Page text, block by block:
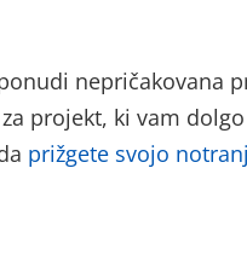
nepričakovana
projekt, ki vam
prižgete svojo